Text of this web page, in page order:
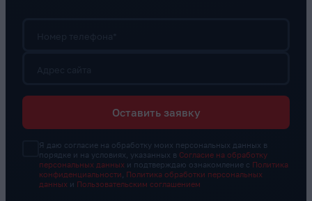
Оставить заявку
Я даю согласие на обработку моих персональных данных в
порядке и на условиях, указанных в Согласие на обработку
персональных данных и подтверждаю ознакомление с Политика
конфиденциальности
Политика обработки персональных
данных и Пользовательским соглашением